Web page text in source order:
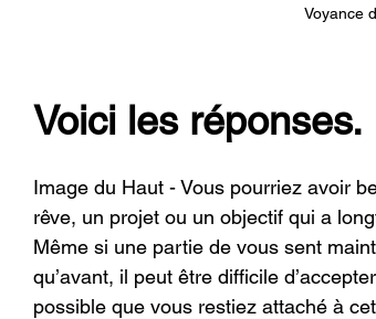
Voyance
Voici les réponses.
Image du Haut - Vous pourriez avoir
rêve, un projet ou un objectif qui a
Même si une partie de vous sent
qu’avant, il peut être difficile
possible que vous restiez attaché à